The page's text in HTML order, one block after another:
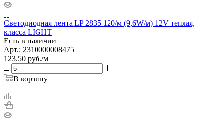
Светодиодная лента LP 2835 120/м (9,6W/м) 12V теплая,
класса LIGHT
Есть в наличии
Арт.: 2310000008475
123.50 руб./м
В корзину